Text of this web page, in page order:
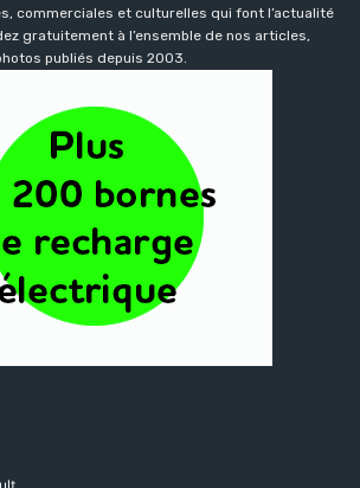
commerciales et culturelles qui font l’actualité
gratuitement à l’ensemble de nos articles,
publiés depuis 2003.